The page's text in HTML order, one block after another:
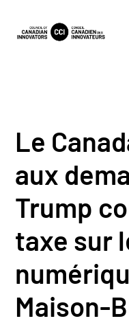
Le
aux
Trump
taxe sur
Maison-